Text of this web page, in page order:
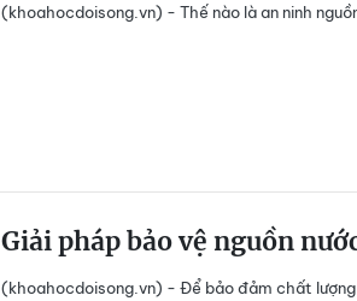
(khoahocdoisong.vn) - Thế nào là an ninh
Giải pháp bảo vệ nguồn
(khoahocdoisong.vn) - Để bảo đảm chất